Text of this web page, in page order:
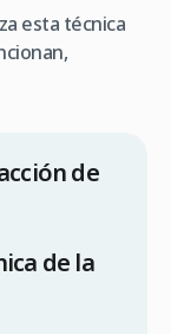
esta técnica
de
de la